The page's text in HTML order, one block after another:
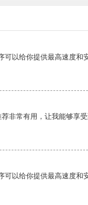
可以给你提供最高速度和
非常有用，让我能够享受
可以给你提供最高速度和